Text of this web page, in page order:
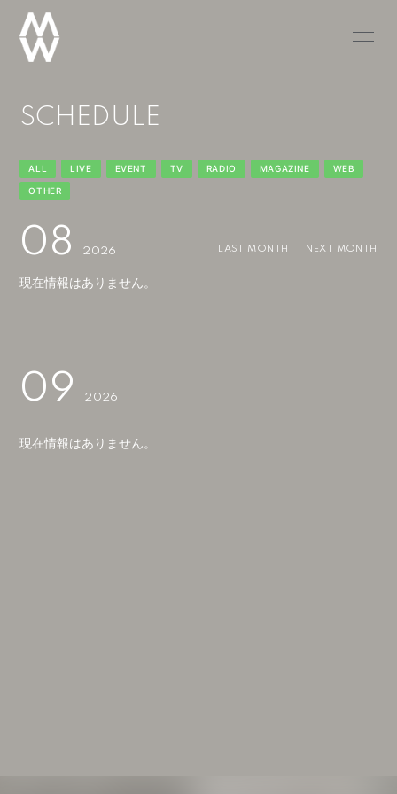
SCHEDULE
PROFILE VIDEO
BLOG MOVIE
PHOTO
SCHEDULE
ALL LIVE EVENT TV RADIO MAGAZINE WEB
OTHER
08 2026 LAST MONTH NEXT MONTH
現在情報はありません。
09 2026
現在情報はありません。